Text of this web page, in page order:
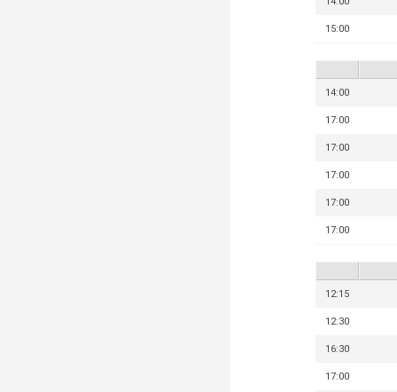
15:00
14:00
17:00
17:00
17:00
17:00
17:00
12:15
12:30
16:30
17:00